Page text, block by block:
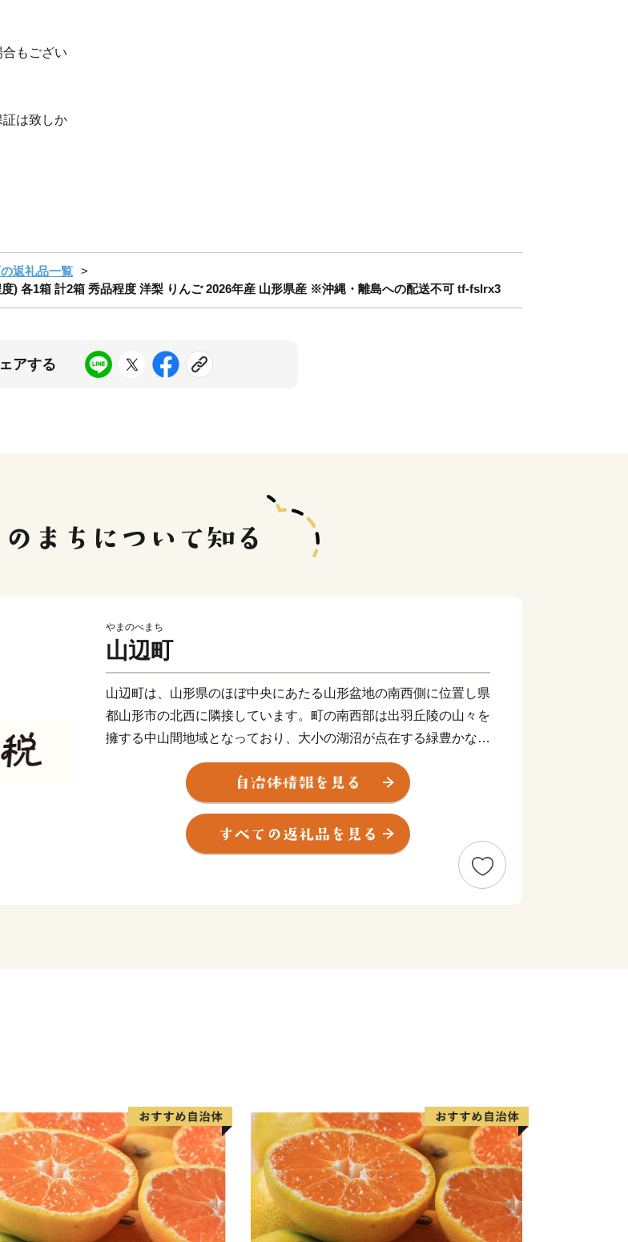
もござい
は致しか
返礼品一覧
) 各1箱 計2箱 秀品程度 洋梨 りんご 2026年産 山形県産 ※沖縄・離島への配送不可 tf-fslrx3
アする
やまのべまち
山辺町
山辺町は、⼭形県のほぼ中央にあたる⼭形盆地の南⻄側に位置し県
都⼭形市の北⻄に隣接しています。町の南⻄部は出⽻丘陵の⼭々を
擁する中⼭間地域となっており、⼤小の湖沼が点在する緑豊かな森
林や湧⽔などが美しい⾃然景観をつくりだしています。町の北東部
は市街地を形成し、南北に流れる須川に向かってなだらかな東傾斜
となっており、市街地周辺では盆地特有の寒暖差や肥沃な土壌を活
かした稲作や果樹栽培が盛んとなっています。